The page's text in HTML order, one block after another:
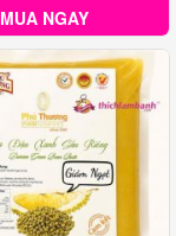
MUA NGAY